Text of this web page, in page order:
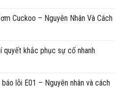
Cuckoo – Nguyên Nhân Và Cách
quyết khắc phục sự cố nhanh
lỗi E01 – Nguyên nhân và cách